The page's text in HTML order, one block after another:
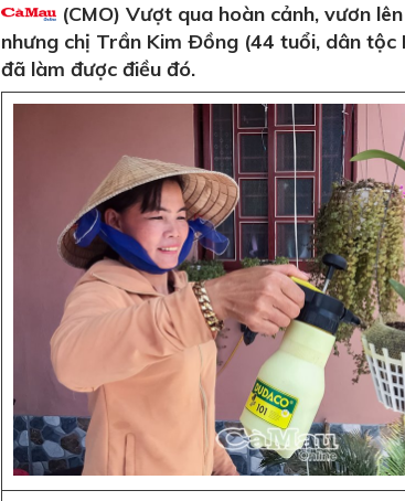
(CMO) Vượt qua hoàn cảnh, vươn
nhưng chị Trần Kim Ðồng (44 tuổi, dân tộc
đã làm được điều đó.